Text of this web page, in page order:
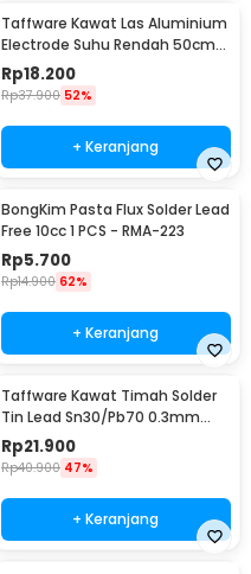
Taffware Kawat Las Aluminium
Electrode Suhu Rendah 50cm
20 PCS 2.0mm - M127271
Rp18.200
Rp37.900 52%
+ Keranjang
BongKim Pasta Flux Solder Lead
Free 10cc 1 PCS - RMA-223
Rp5.700
Rp14.900 62%
+ Keranjang
Taffware Kawat Timah Solder
Tin Lead Sn30/Pb70 0.3mm
50g
Rp21.900
Rp40.900 47%
+ Keranjang